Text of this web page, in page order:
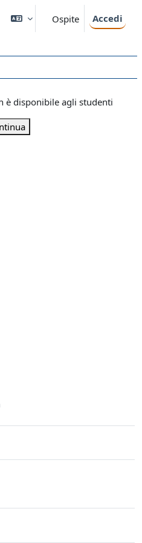
Ospite Accedi
è disponibile agli studenti